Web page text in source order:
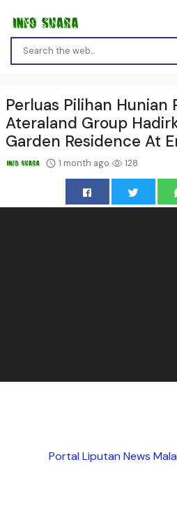
Perluas Pilihan Hunian
Ateraland Group
Garden Residence At
1 month ago 128
Portal Liputan News